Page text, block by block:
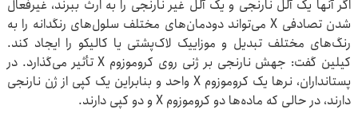
اگر آنها یک آلل نارنجی و یک آلل غیر نارنجی را به ارث ببرند، غیرفعال
شدن تصادفی X می‌تواند دودمان‌های مختلف سلول‌های رنگدانه را به
رنگ‌های مختلف تبدیل و موزاییک لاک‌پشتی یا کالیکو را ایجاد کند.
کیلین گفت: جهش نارنجی بر ژنی روی کروموزوم X تأثیر می‌گذارد. در
پستانداران، نرها یک کروموزوم X واحد و بنابراین یک کپی از ژن نارنجی
دارند، در حالی که ماده‌ها دو کروموزوم X و دو کپی دارند.